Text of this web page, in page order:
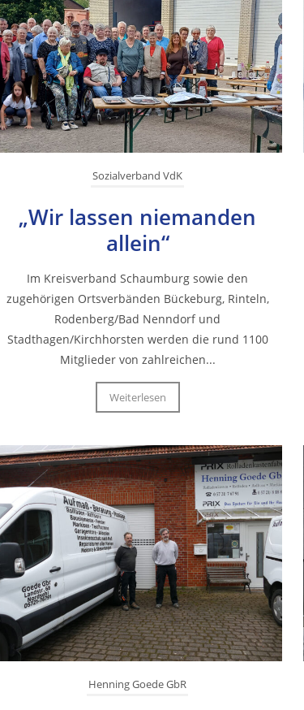
Sozialverband VdK
„Wir lassen niemanden
allein“
Im Kreisverband Schaumburg sowie den
zugehörigen Ortsverbänden Bückeburg, Rinteln,
Rodenberg/Bad Nenndorf und
Stadthagen/Kirchhorsten werden die rund 1100
Mitglieder von zahlreichen...
Weiterlesen
Henning Goede GbR